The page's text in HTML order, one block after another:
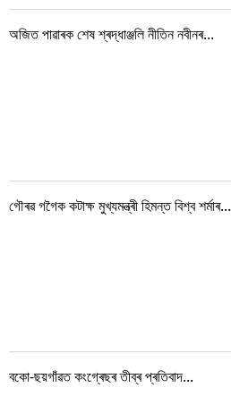
অজিত পাৱাৰক শেষ শ্ৰদ্ধাঞ্জলি নীতিন নবীনৰ...
গৌৰৱ গগৈক কটাক্ষ মুখ্যমন্ত্ৰী হিমন্ত বিশ্ব শৰ্মাৰ...
বকো-ছয়গাঁৱত কংগ্ৰেছৰ তীব্ৰ প্ৰতিবাদ...